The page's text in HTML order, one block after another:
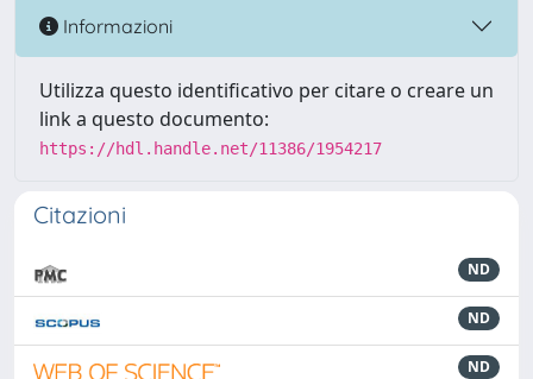
Informazioni
Utilizza questo identificativo per citare o creare un
link a questo documento:
https://hdl.handle.net/11386/1954217
Citazioni
ND
ND
ND